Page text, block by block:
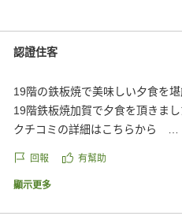
認證住客
19階の鉄板焼で美味しい夕食を
19階鉄板焼加賀で夕食を頂きま
クチコミの詳細はこちらから
reviewId=33123478475070
回報 有幫助
顯示更多